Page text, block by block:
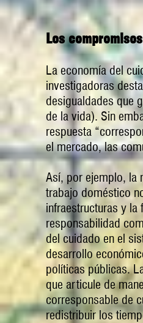
Los compromisos
La economía del
investigadoras
desigualdades que
de la vida). Sin
respuesta
el mercado, las
Así, por ejemplo, la
trabajo doméstico
infraestructuras y
responsabilidad
del cuidado en el
desarrollo
políticas públicas.
que articule de
corresponsable de
redistribuir los